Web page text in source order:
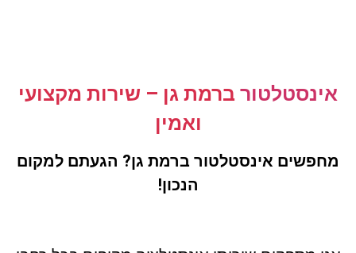
אינסטלטור ברמת גן – שירות מקצועי
ואמין
מחפשים אינסטלטור ברמת גן? הגעתם למקום
הנכון!